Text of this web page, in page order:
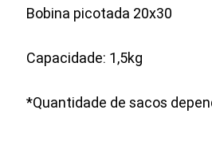
Bobina picotada 20x30
Capacidade: 1,5kg
*Quantidade de sacos